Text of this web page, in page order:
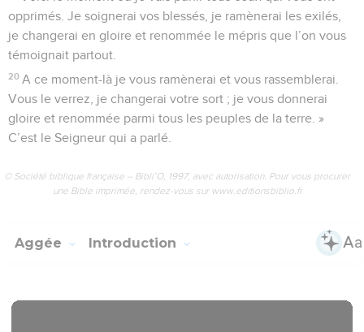
opprimés. Je soignerai vos blessés, je ramènerai les exilés,
je changerai en gloire et renommée le mépris que l’on vous
témoignait partout.
20 A ce moment-là je vous ramènerai et vous rassemblerai.
Vous le verrez, je changerai votre sort ; je vous donnerai
gloire et renommée parmi tous les peuples de la terre. »
C’est le Seigneur qui a parlé.
© Société biblique française – Bibli’O, 1997, avec autorisation. Pour vous procurer
une Bible imprimée, rendez-vous sur www.editionsbiblio.fr
Aggée Introduction